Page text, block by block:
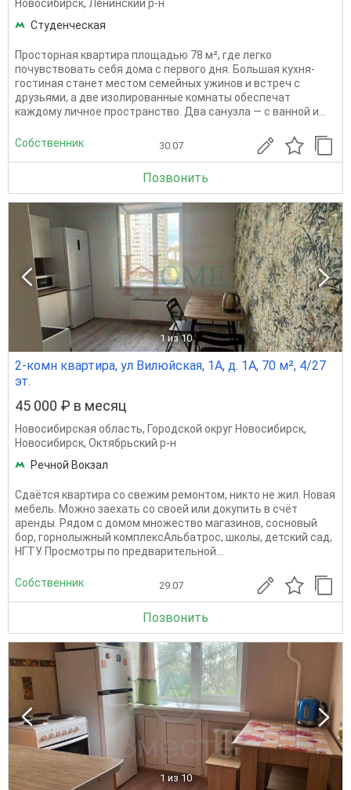
Новосибирск, Ленинский р-н
Студенческая
Просторная квартира площадью 78 м², где легко
почувствовать себя дома с первого дня. Большая кухня-
гостиная станет местом семейных ужинов и встреч с
друзьями, а две изолированные комнаты обеспечат
каждому личное пространство. Два санузла — с ванной и...
Собственник 30.07
Позвонить
1 из 10
2-комн квартира, ул Вилюйская, 1А, д. 1А, 70 м², 4/27
эт.
45 000 ₽ в месяц
Новосибирская область, Городской округ Новосибирск,
Новосибирск, Октябрьский р-н
Речной Вокзал
Сдаётся квартира со свежим ремонтом, никто не жил. Новая
мебель. Можно заехать со своей или докупить в счёт
аренды. Рядом с домом множество магазинов, сосновый
бор, горнолыжный комплексАльбатрос, школы, детский сад,
НГТУ. Просмотры по предварительной...
Собственник 29.07
Позвонить
1 из 10